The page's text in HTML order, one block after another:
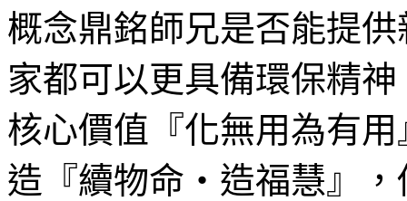
概念鼎銘師兄是否能提
家都可以更具備環保精
核心價值『化無用為有
造『續物命‧造福慧』，